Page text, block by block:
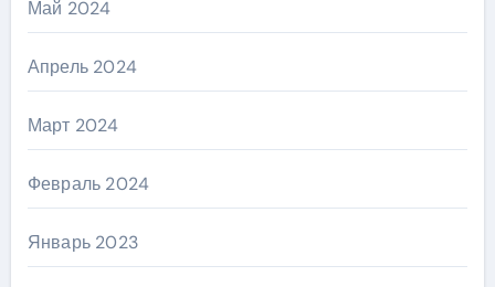
Май 2024
Апрель 2024
Март 2024
Февраль 2024
Январь 2023